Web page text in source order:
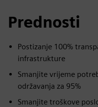
Prednosti
Postizanje 100%
infrastrukture
Smanjite vrijeme
održavanja za 95%
Smanjite troškove